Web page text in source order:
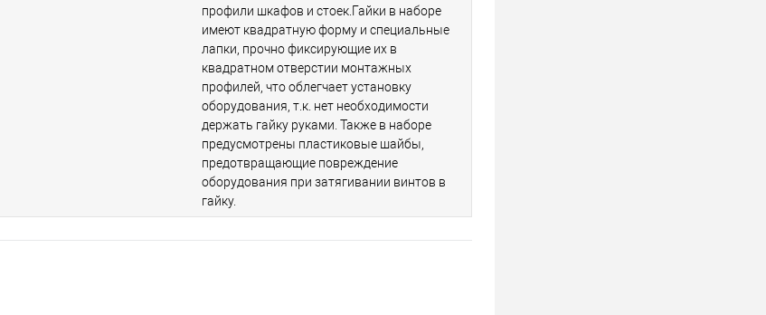
профили шкафов и стоек.Гайки в наборе
имеют квадратную форму и специальные
лапки, прочно фиксирующие их в
квадратном отверстии монтажных
профилей, что облегчает установку
оборудования, т.к. нет необходимости
держать гайку руками. Также в наборе
предусмотрены пластиковые шайбы,
предотвращающие повреждение
оборудования при затягивании винтов в
гайку.